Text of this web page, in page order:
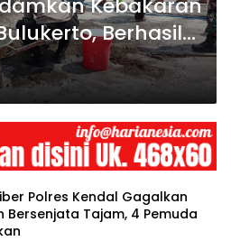
Kebakaran
Berhasil
Polres Kendal Gagalkan
Bersenjata Tajam, 4 Pemuda